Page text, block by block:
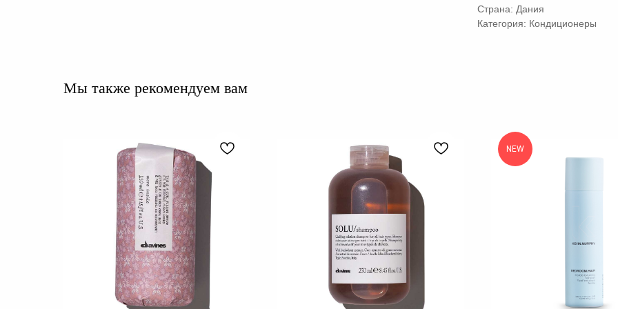
Страна: Дания
Категория: Кондиционеры
Мы также рекомендуем вам
NEW